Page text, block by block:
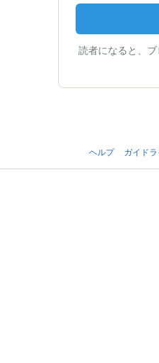
読者になると、
ヘルプ
ガイド